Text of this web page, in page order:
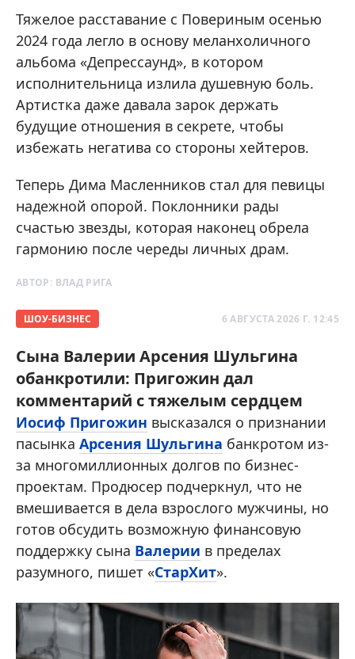
Тяжелое расставание с Повериным осенью
2024 года легло в основу меланхоличного
альбома «Депрессаунд», в котором
исполнительница излила душевную боль.
Артистка даже давала зарок держать
будущие отношения в секрете, чтобы
избежать негатива со стороны хейтеров.
Теперь Дима Масленников стал для певицы
надежной опорой. Поклонники рады
счастью звезды, которая наконец обрела
гармонию после череды личных драм.
АВТОР: ВЛАД РИГА
ШОУ-БИЗНЕС 6 АВГУСТА 2026 Г. 12:45
Сына Валерии Арсения Шульгина
обанкротили: Пригожин дал
комментарий с тяжелым сердцем
Иосиф Пригожин высказался о признании
пасынка Арсения Шульгина банкротом из-
за многомиллионных долгов по бизнес-
проектам. Продюсер подчеркнул, что не
вмешивается в дела взрослого мужчины, но
готов обсудить возможную финансовую
поддержку сына Валерии в пределах
разумного, пишет «СтарХит».